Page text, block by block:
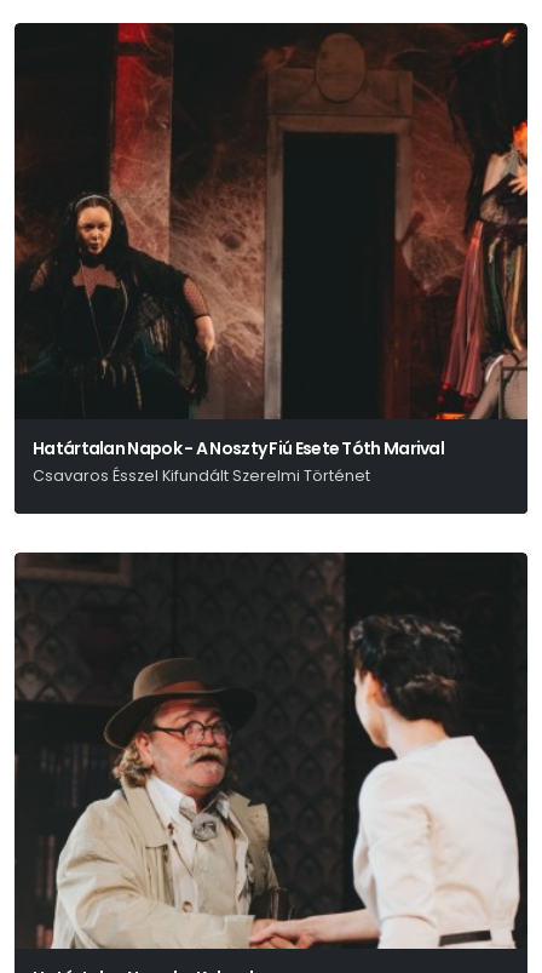
Határtalan Napok - A Noszty Fiú Esete Tóth Marival
Csavaros Ésszel Kifundált Szerelmi Történet